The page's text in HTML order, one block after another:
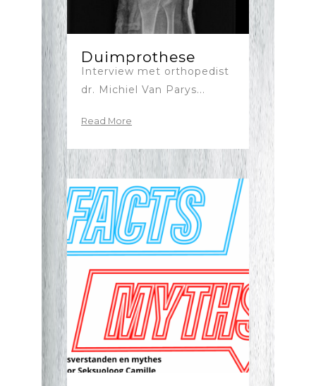
Duimprothese
Interview met orthopedist
dr. Michiel Van Parys...
Read More